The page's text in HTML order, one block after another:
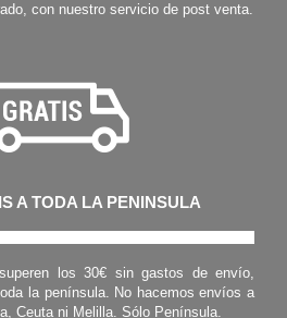
con nuestro servicio de post venta.
A TODA LA PENINSULA
los 30€ sin gastos de envío,
la península. No hacemos envíos a
Ceuta ni Melilla. Sólo Península.